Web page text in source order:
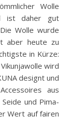
Wolle
ist daher gut
Wolle wurde
aber heute zu
in Kürze:
wird
designt und
aus
und Pima-
Wert auf fairen